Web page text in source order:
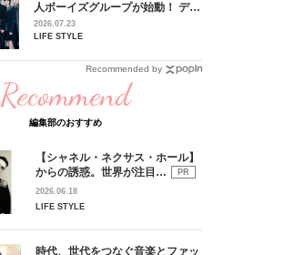
人ボーイズグループが始動！ デビ
ュー目前のフレッシュな面々を独
占インタビュー。7人の魅力に迫
2026.07.23
LIFE STYLE
Recommended by
Recommend
編集部のおすすめ
【シャネル・ネクサス・ホール】
からの誘惑。世界が注目…
PR
2026.06.18
LIFE STYLE
時代、世代をつなぐ音楽とファッ